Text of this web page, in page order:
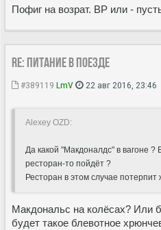
Пофиг на возрат. ВР или -
Re: Питание в поезде
#389119 LmV 22 авг 2016, 23:46
Alexey OZD:
Да какой "Макдоналдс" в вагоне ?
ресторан-то пойдёт ?
Ресторан в этом случае
Макдональс на колёсах? Или
будет такое блевотное